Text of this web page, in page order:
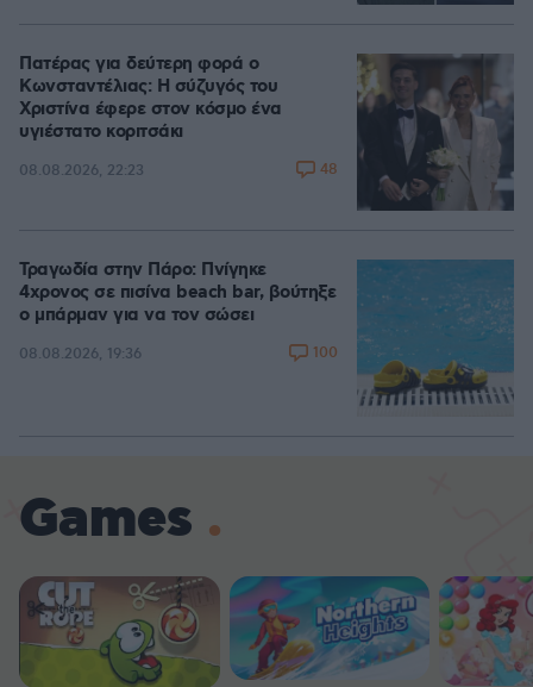
Πατέρας για δεύτερη φορά ο
Κωνσταντέλιας: Η σύζυγός του
Χριστίνα έφερε στον κόσμο ένα
υγιέστατο κοριτσάκι
08.08.2026, 22:23 48
Τραγωδία στην Πάρο: Πνίγηκε
4χρονος σε πισίνα beach bar, βούτηξε
ο μπάρμαν για να τον σώσει
08.08.2026, 19:36 100
Games